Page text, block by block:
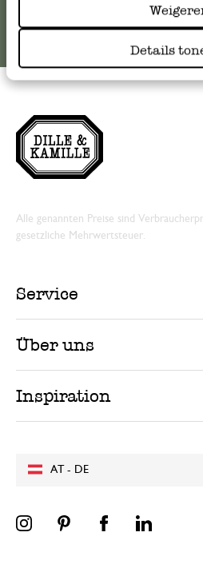
Details
AT - DE
Alle genannten Preise sind
gesetzliche Mehrwertsteuer.
Service
Über uns
Inspiration